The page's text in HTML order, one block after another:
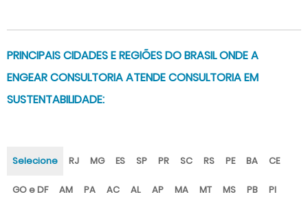
PRINCIPAIS CIDADES E REGIÕES DO BRASIL ONDE A
ENGEAR CONSULTORIA ATENDE CONSULTORIA EM
SUSTENTABILIDADE:
Selecione RJ MG ES SP PR SC RS PE BA CE
GO e DF AM PA AC AL AP MA MT MS PB PI